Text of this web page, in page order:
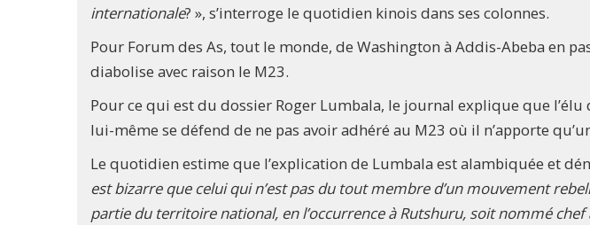
internationale? », s’interroge le quotidien kinois dans ses colonnes.
Pour Forum des As, tout le monde, de Washington à Addis-Abeba en
diabolise avec raison le M23.
Pour ce qui est du dossier Roger Lumbala, le journal explique que l’élu
lui-même se défend de ne pas avoir adhéré au M23 où il n’apporte
Le quotidien estime que l’explication de Lumbala est alambiquée et
est bizarre que celui qui n’est pas du tout membre d’un mouvement
partie du territoire national, en l’occurrence à Rutshuru, soit nommé